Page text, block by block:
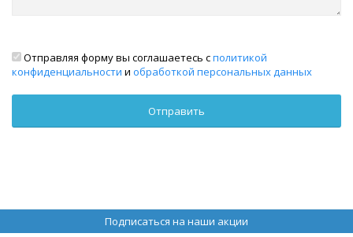
Отправляя форму вы соглашаетесь сполитикой
конфиденциальности и обработкой персональных данных
Подписаться на наши акции